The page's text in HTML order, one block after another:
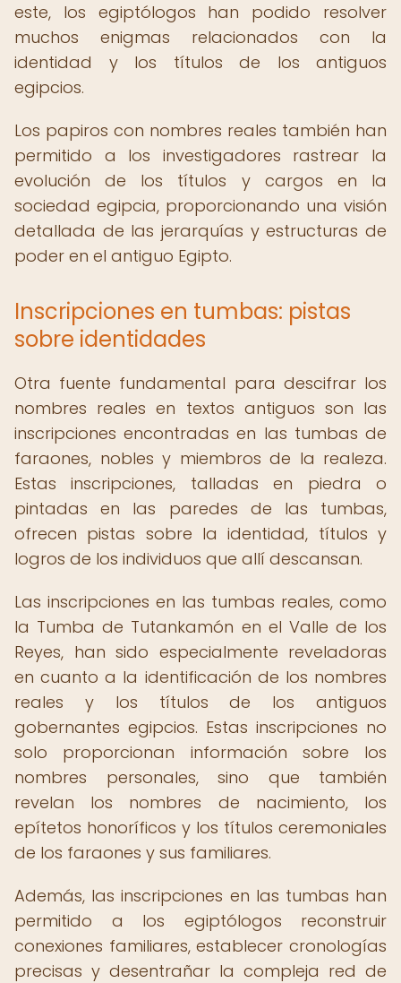
este, los egiptólogos han podido resolver
muchos enigmas relacionados con la
identidad y los títulos de los antiguos
egipcios.
Los papiros con nombres reales también han
permitido a los investigadores rastrear la
evolución de los títulos y cargos en la
sociedad egipcia, proporcionando una visión
detallada de las jerarquías y estructuras de
poder en el antiguo Egipto.
Inscripciones en tumbas: pistas
sobre identidades
Otra fuente fundamental para descifrar los
nombres reales en textos antiguos son las
inscripciones encontradas en las tumbas de
faraones, nobles y miembros de la realeza.
Estas inscripciones, talladas en piedra o
pintadas en las paredes de las tumbas,
ofrecen pistas sobre la identidad, títulos y
logros de los individuos que allí descansan.
Las inscripciones en las tumbas reales, como
la Tumba de Tutankamón en el Valle de los
Reyes, han sido especialmente reveladoras
en cuanto a la identificación de los nombres
reales y los títulos de los antiguos
gobernantes egipcios. Estas inscripciones no
solo proporcionan información sobre los
nombres personales, sino que también
revelan los nombres de nacimiento, los
epítetos honoríficos y los títulos ceremoniales
de los faraones y sus familiares.
Además, las inscripciones en las tumbas han
permitido a los egiptólogos reconstruir
conexiones familiares, establecer cronologías
precisas y desentrañar la compleja red de